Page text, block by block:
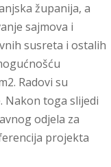
županija, a
sajmova i
susreta i ostalih
Radovi su
Nakon toga slijedi
odjela za
projekta